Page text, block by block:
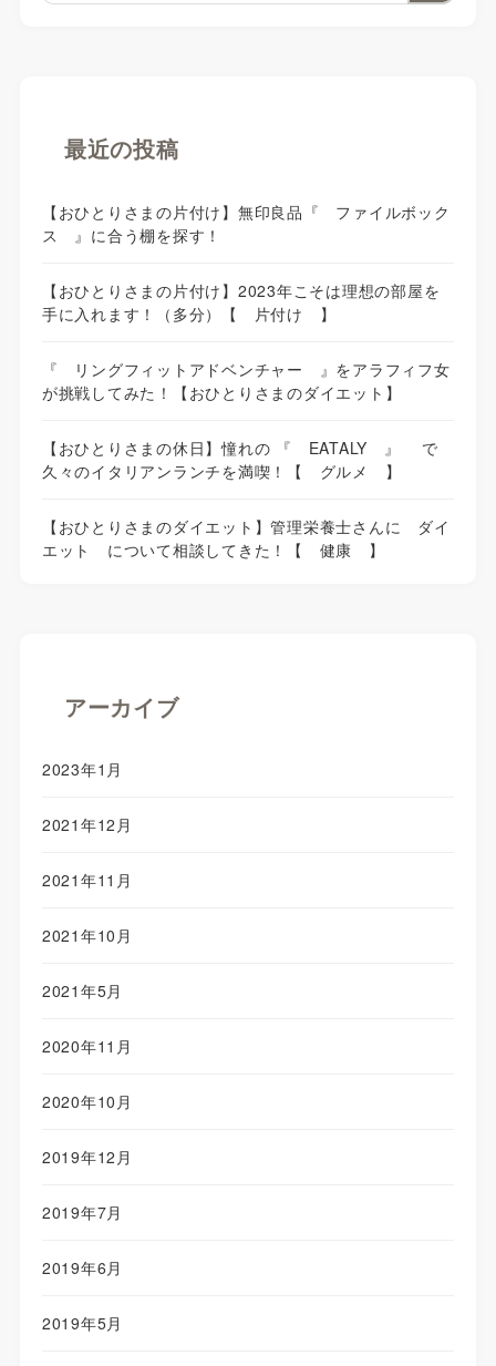
最近の投稿
【おひとりさまの片付け】無印良品『 ファイルボック
ス 』に合う棚を探す！
【おひとりさまの片付け】2023年こそは理想の部屋を
手に入れます！（多分）【 片付け 】
『 リングフィットアドベンチャー 』をアラフィフ女
が挑戦してみた！【おひとりさまのダイエット】
【おひとりさまの休日】憧れの 『 EATALY 』 で
久々のイタリアンランチを満喫！【 グルメ 】
【おひとりさまのダイエット】管理栄養士さんに ダイ
エット について相談してきた！【 健康 】
アーカイブ
2023年1月
2021年12月
2021年11月
2021年10月
2021年5月
2020年11月
2020年10月
2019年12月
2019年7月
2019年6月
2019年5月